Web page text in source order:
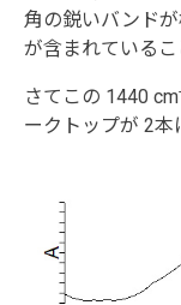
角の鋭いバンド
が含まれているこ
さてこの 1440 cm
ークトップが 2本